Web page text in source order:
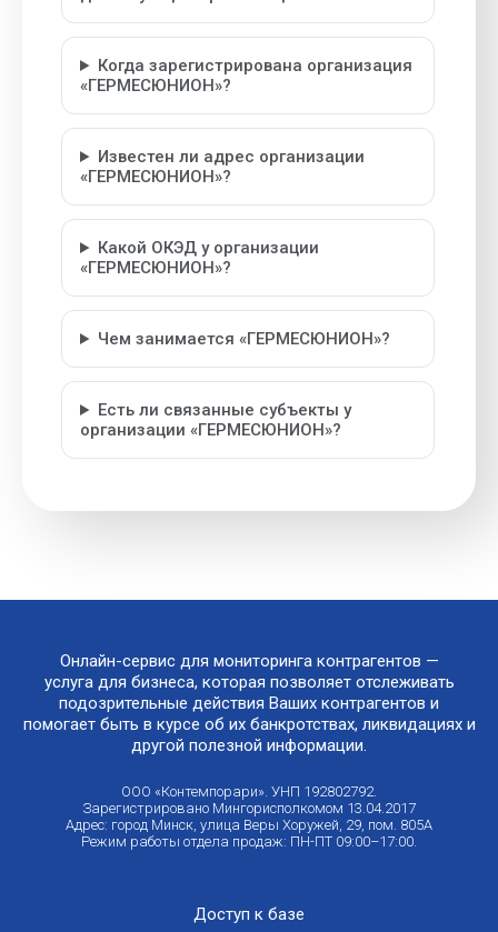
Когда зарегистрирована организация
«ГЕРМЕСЮНИОН»?
Известен ли адрес организации
«ГЕРМЕСЮНИОН»?
Какой ОКЭД у организации
«ГЕРМЕСЮНИОН»?
Чем занимается «ГЕРМЕСЮНИОН»?
Есть ли связанные субъекты у
организации «ГЕРМЕСЮНИОН»?
Онлайн-сервис для мониторинга контрагентов —
услуга для бизнеса, которая позволяет отслеживать
подозрительные действия Ваших контрагентов и
помогает быть в курсе об их банкротствах, ликвидациях и
другой полезной информации.
ООО «Контемпорари». УНП 192802792.
Зарегистрировано Мингорисполкомом 13.04.2017
Адрес: город Минск, улица Веры Хоружей, 29, пом. 805А
Режим работы отдела продаж: ПН-ПТ 09:00–17:00.
Доступ к базе